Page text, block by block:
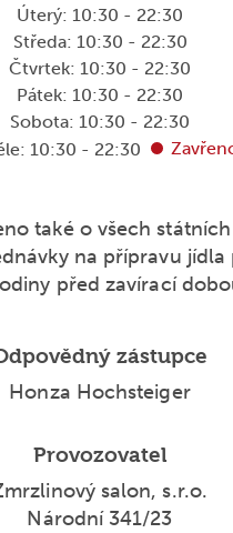
Úterý: 10:30 - 22:30
Středa: 10:30 - 22:30
Čtvrtek: 10:30 - 22:30
Pátek: 10:30 - 22:30
Sobota: 10:30 - 22:30
10:30 - 22:30
také o všech
na přípravu jídla
před zavírací
zástupce
Honza Hochsteiger
Provozovatel
salon, s.r.o.
Národní 341/23